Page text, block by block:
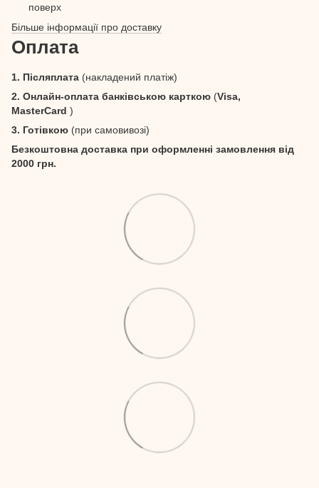
поверх
Більше інформації про доставку
Оплата
1. Післяплата (накладений платіж)
2. Онлайн-оплата банківською карткою (Visa,
MasterCard )
3. Готівкою (при самовивозі)
Безкоштовна доставка при оформленні замовлення від
2000 грн.